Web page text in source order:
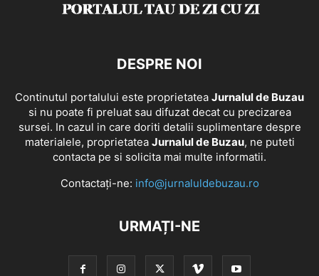
DESPRE NOI
Continutul portalului este proprietatea Jurnalul de Buzau
si nu poate fi preluat sau difuzat decat cu precizarea
sursei. In cazul in care doriti detalii suplimentare despre
materialele, proprietatea Jurnalul de Buzau, ne puteti
contacta pe si solicita mai multe informatii.
Contactați-ne: info@jurnaluldebuzau.ro
URMAȚI-NE